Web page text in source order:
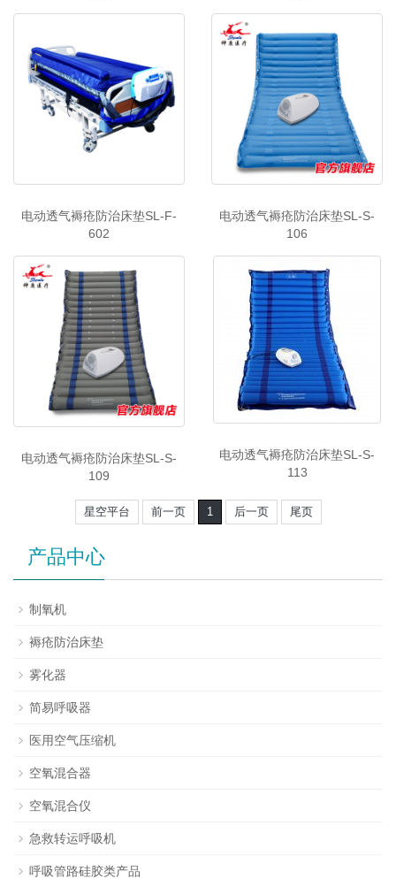
电动透气褥疮防治床垫SL-F-
602
电动透气褥疮防治床垫SL-S-
106
电动透气褥疮防治床垫SL-S-
109
电动透气褥疮防治床垫SL-S-
113
星空平台 前一页 1 后一页 尾页
产品中心
制氧机
褥疮防治床垫
雾化器
简易呼吸器
医用空气压缩机
空氧混合器
空氧混合仪
急救转运呼吸机
呼吸管路硅胶类产品